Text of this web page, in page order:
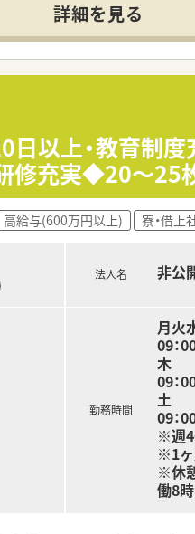
囲で相談可能であり、経
験がある方は優遇され、
フレッシュ休暇もあり、
ており、リフレッシュ休
り、無理のない勤務シフト
ど、働いた分がしっかり
詳細を見る
日以上・教育
修充実◆20～
高給与(600万円以上) 寮・借上
法人名 非公
勤務時間
月火
09：
09：
09：
※週
※1ヶ
※休
働8